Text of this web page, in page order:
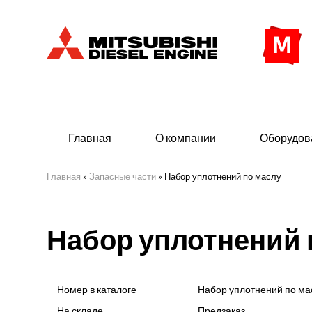
Главная О компании
- Индустриального исполнения
- ДГУ
(380 -
Главная » Запасные части » Набор уплотнений по маслу
Набор уплотнений
Номер в каталоге
Набор уплотнений по